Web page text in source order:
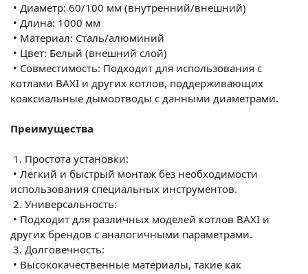
• Диаметр: 60/100 мм (внутренний/внешний)
• Длина: 1000 мм
• Материал: Сталь/алюминий
• Цвет: Белый (внешний слой)
• Совместимость: Подходит для использования с
котлами BAXI и других котлов, поддерживающих
коаксиальные дымоотводы с данными диаметрами.
Преимущества
1. Простота установки:
• Легкий и быстрый монтаж без необходимости
использования специальных инструментов.
2. Универсальность:
• Подходит для различных моделей котлов BAXI и
других брендов с аналогичными параметрами.
3. Долговечность:
• Высококачественные материалы, такие как